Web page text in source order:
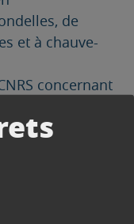
de
et à chauve-
concernant
l’installation
l’Arche des